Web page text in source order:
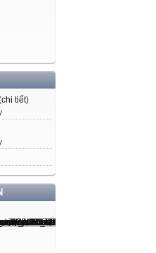
chi tiết)